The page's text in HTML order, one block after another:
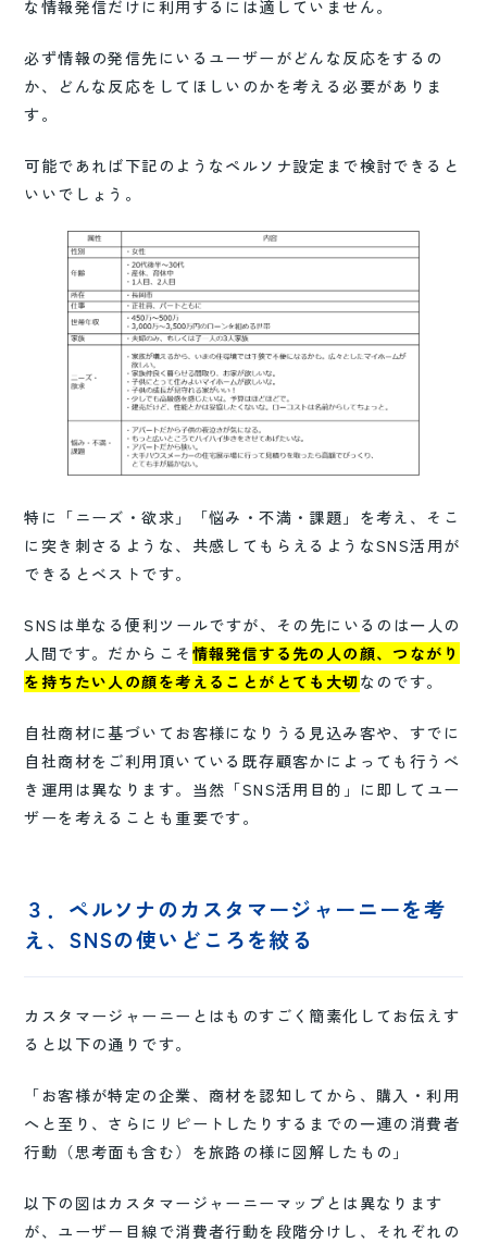
な情報発信だけに利用するには適していません。
必ず情報の発信先にいるユーザーがどんな反応をするの
か、どんな反応をしてほしいのかを考える必要がありま
す。
可能であれば下記のようなペルソナ設定まで検討できると
いいでしょう。
特に「ニーズ・欲求」「悩み・不満・課題」を考え、そこ
に突き刺さるような、共感してもらえるようなSNS活用が
できるとベストです。
SNSは単なる便利ツールですが、その先にいるのは一人の
人間です。だからこそ 情報発信する先の人の顔、つながり
を持ちたい人の顔を考えることがとても大切なのです。
自社商材に基づいてお客様になりうる見込み客や、すでに
自社商材をご利用頂いている既存顧客かによっても行うべ
き運用は異なります。当然「SNS活用目的」に即してユー
ザーを考えることも重要です。
３．ペルソナのカスタマージャーニーを考
え、SNSの使いどころを絞る
カスタマージャーニーとはものすごく簡素化してお伝えす
ると以下の通りです。
「お客様が特定の企業、商材を認知してから、購入・利用
へと至り、さらにリピートしたりするまでの一連の消費者
行動（思考面も含む）を旅路の様に図解したもの」
以下の図はカスタマージャーニーマップとは異なります
が、ユーザー目線で消費者行動を段階分けし、それぞれの